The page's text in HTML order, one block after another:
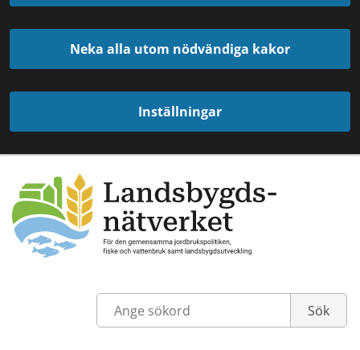
Neka alla utom nödvändiga kakor
Inställningar